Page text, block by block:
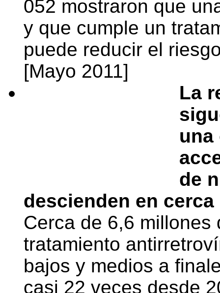
052 mostraron que
y que cumple un
puede reducir el
[Mayo 2011]
La
una
de
descienden en
Cerca de 6,6
tratamiento
bajos y medios a
casi 22 veces desde